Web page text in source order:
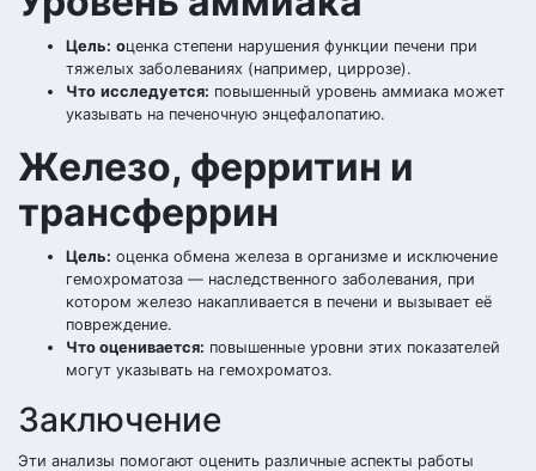
Цель: оценка степени нарушения функции печени при
тяжелых заболеваниях (например, циррозе).
Что исследуется: повышенный уровень аммиака может
указывать на печеночную энцефалопатию.
Железо, ферритин и
трансферрин
Цель: оценка обмена железа в организме и исключение
гемохроматоза — наследственного заболевания, при
котором железо накапливается в печени и вызывает её
повреждение.
Что оценивается: повышенные уровни этих показателей
могут указывать на гемохроматоз.
Заключение
Эти анализы помогают оценить различные аспекты работы